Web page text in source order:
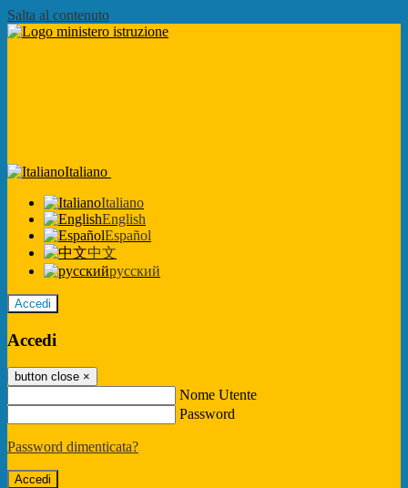
Salta al contenuto
Italiano
Italiano
English
Español
中文
русский
Accedi
Accedi
button close ×
Nome Utente
Password
Password dimenticata?